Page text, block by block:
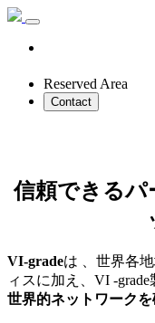
Reserved Area
Contact
信頼できるパ
VI-gradeは 、世界各
ィスに加え、VI -
世界的ネットワーク